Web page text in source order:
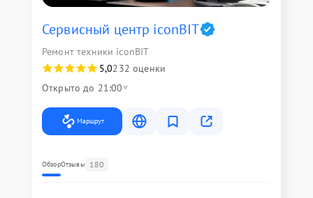
Сервисный центр iconBIT
Ремонт техники iconBIT
5,0232 оценки
Открыто до 21:00
Маршрут
ОбзорОтзывы 180